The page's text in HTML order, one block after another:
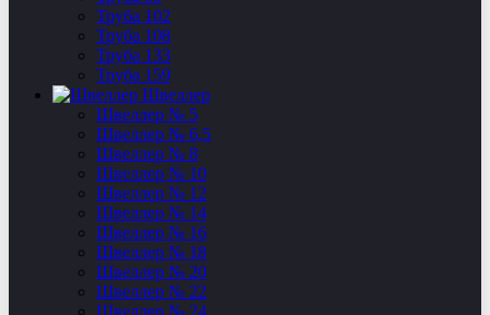
Труба 102
Труба 108
Труба 133
Труба 159
Швеллер
Швеллер № 5
Швеллер № 6,5
Швеллер № 8
Швеллер № 10
Швеллер № 12
Швеллер № 14
Швеллер № 16
Швеллер № 18
Швеллер № 20
Швеллер № 22
Швеллер № 24